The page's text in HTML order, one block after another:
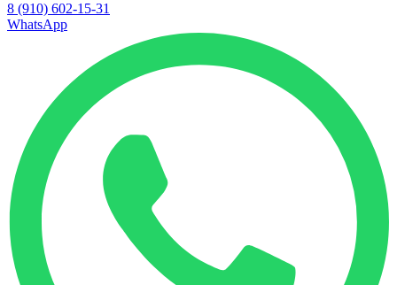
8 (910) 602-15-31
WhatsApp